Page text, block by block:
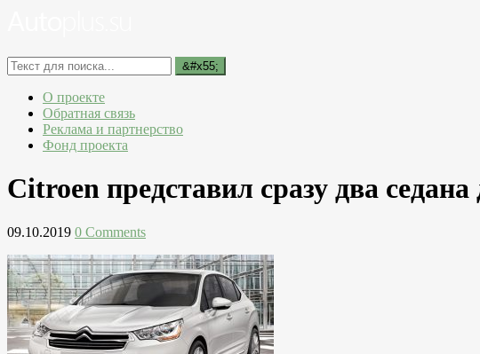
О проекте
Обратная связь
Реклама и партнерство
Фонд проекта
Citroen представил сразу два седана
09.10.2019 0 Comments